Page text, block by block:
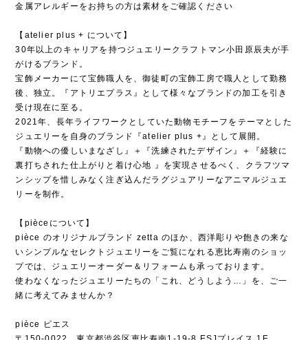
金属アレルギーをお持ちの方は素材をご確認ください
【atelier plus + について】
30年以上のキャリアを持つジュエリークラフトマン小田原辰夫が手
がけるブランド。
宝飾メーカーにて宝飾職人を、御徒町の宝飾工房で職人として勤務
後、独立。『アトリエプラス』として様々なブランドの加工を引き
受け現在に至る。
2021年、長年ライフワークとしていた動物モチーフをテーマとした
ジュエリーを自身のブランド『atelier plus +』として展開。
『動物への優しいまなざし』＋『洗練されたデザイン』＋『経験に
裏打ちされた仕上がりと着け心地 』を実現させるべく、クラフツマ
ンシップを惜しみなく注ぎ込んだラグジュアリーなアニマルジュエ
リーを制作。
【pièceについて】
pièce のオリジナルブランド zetta のほか、西洋彫りや飽きの来な
いシンプルなセレクトジュエリーをご覧になれる恵比寿南のショッ
プでは、ジュエリーオーダー＆リフォームも承っております。
使わなくなったジュエリーたちの「これ、どうしよう…」を、ご一
緒に考えてみませんか？
pièce ピエス